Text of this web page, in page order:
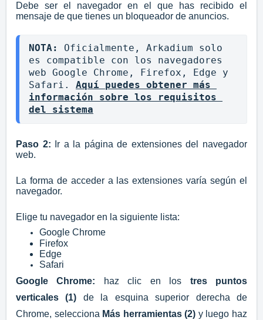
Debe ser el navegador en el que has recibido el
mensaje de que tienes un bloqueador de anuncios.
NOTA:
Oficialmente, Arkadium solo
es compatible con los navegadores
web Google Chrome, Firefox, Edge y
Safari.
Aquí puedes obtener más
información sobre los requisitos
del sistema
Paso 2:
Ir a la página de extensiones del navegador
web.
La forma de acceder a las extensiones varía según el
navegador.
Elige tu navegador en la siguiente lista:
Google Chrome
Firefox
Edge
Safari
Google Chrome:
haz clic en los
tres puntos
verticales (1)
de la esquina superior derecha de
Chrome, selecciona Más herramientas (2) y luego haz